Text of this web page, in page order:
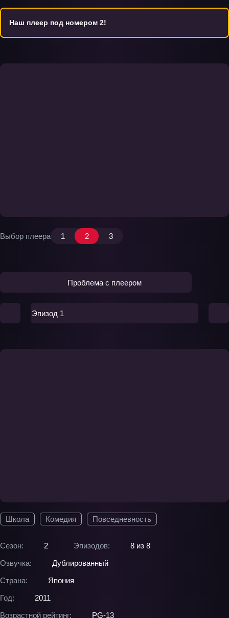
Школа Комедия Повседневность
Сезон: 2 Эпизодов:
8 из 8
Озвучка:
Дублированный
Страна:
Япония
Год:
2011
Возрастной рейтинг:
PG-13
Наш плеер под номером 2!
Выбор плеера 1 2 3
Проблема с плеером
Эпизод 1